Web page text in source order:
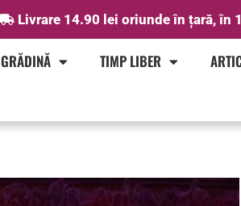
Livrare 14.90 lei oriunde în țară, în
GRĂDINĂ TIMP LIBER